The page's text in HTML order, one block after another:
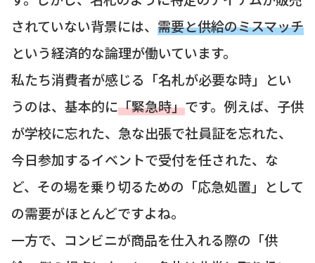
されていない背景には、 需要と供給のミスマッチ
という経済的な論理が働いています。
私たち消費者が感じる「名札が必要な時」とい
うのは、基本的に「緊急時」です。例えば、子供
が学校に忘れた、急な出張で社員証を忘れた、
今日参加するイベントで受付を任された、な
ど、その場を乗り切るための「応急処置」として
の需要がほとんどですよね。
一方で、コンビニが商品を仕入れる際の「供